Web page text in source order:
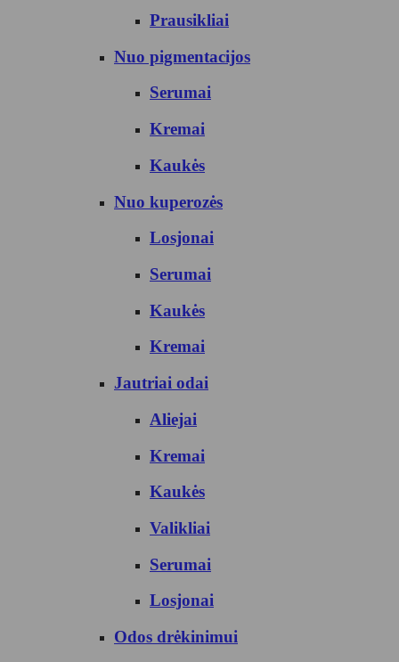
Prausikliai
Nuo pigmentacijos
Serumai
Kremai
Kaukės
Nuo kuperozės
Losjonai
Serumai
Kaukės
Kremai
Jautriai odai
Aliejai
Kremai
Kaukės
Valikliai
Serumai
Losjonai
Odos drėkinimui